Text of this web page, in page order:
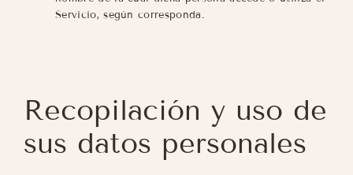
Servicio, según corresponda.
Recopilación y uso de
sus datos personales